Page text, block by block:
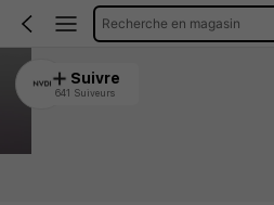
Recherche en magasin
NVDI
4.88
Suivre
641 Suiveurs